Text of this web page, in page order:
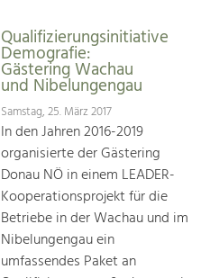
Qualifizierungsinitiative
Demografie:
Gästering Wachau
und Nibelungengau
Samstag, 25. März 2017
In den Jahren 2016-2019
organisierte der Gästering
Donau NÖ in einem LEADER-
Kooperationsprojekt für die
Betriebe in der Wachau und im
Nibelungengau ein
umfassendes Paket an